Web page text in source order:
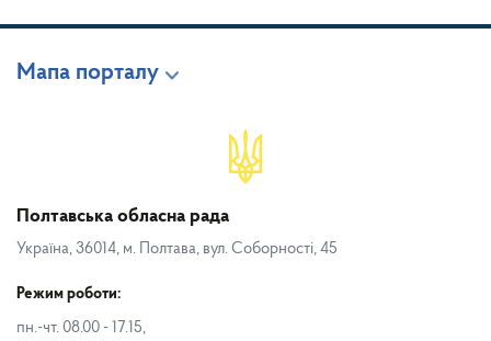
Мапа порталу
Полтавська обласна рада
Україна, 36014, м. Полтава, вул. Соборності, 45
Режим роботи:
пн.-чт. 08.00 - 17.15,